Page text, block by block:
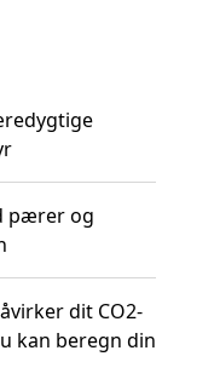
pærer og
dit CO2-
kan beregn din